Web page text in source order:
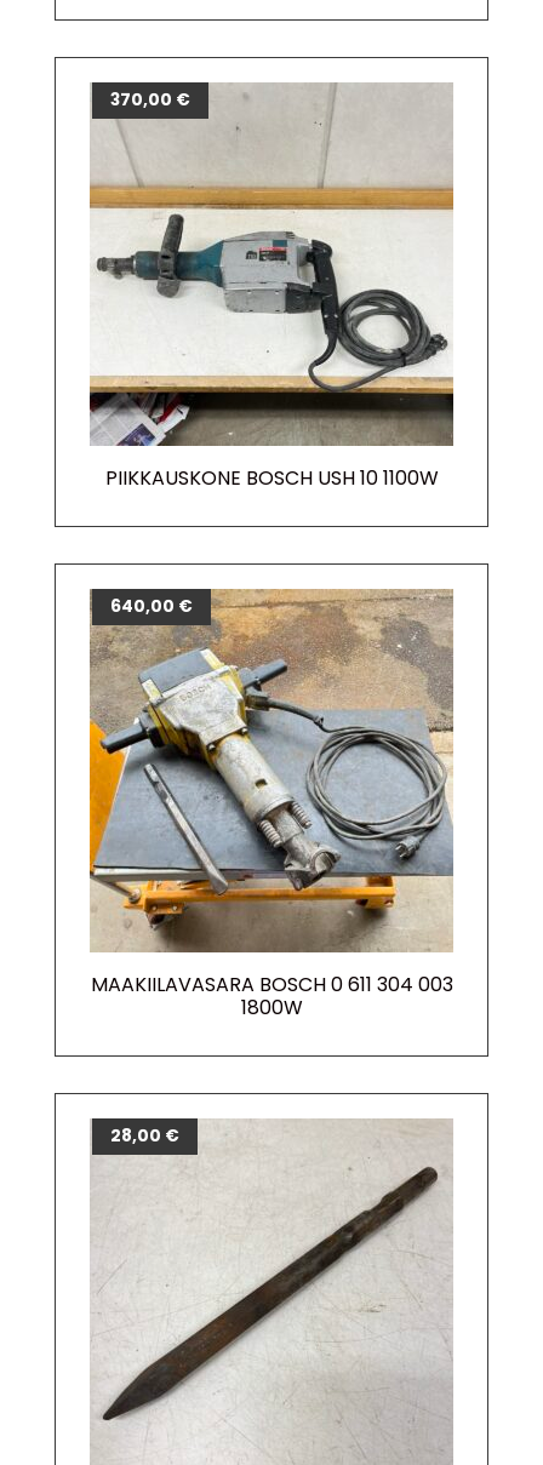
PIIKKAUSKONE BOSCH USH 10 1100W
370,00 €
MAAKIILAVASARA BOSCH 0 611 304 003
1800W
640,00 €
28,00 €